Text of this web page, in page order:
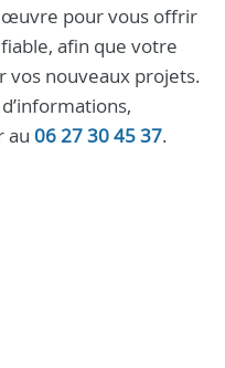
pour vous offrir
afin que votre
vos nouveaux projets.
au 06 27 30 45 37.